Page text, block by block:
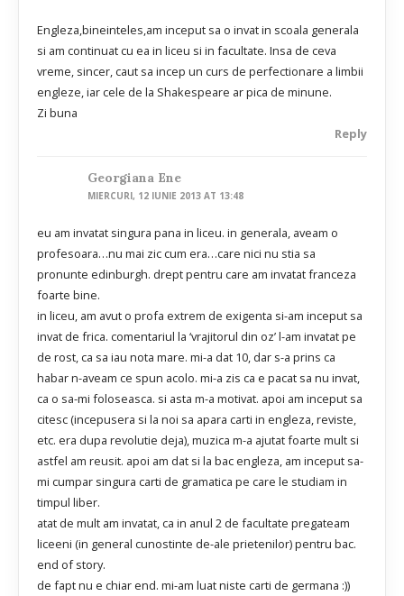
Engleza,bineinteles,am inceput sa o invat in scoala generala
si am continuat cu ea in liceu si in facultate. Insa de ceva
vreme, sincer, caut sa incep un curs de perfectionare a limbii
engleze, iar cele de la Shakespeare ar pica de minune.
Zi buna
Reply
Georgiana Ene
MIERCURI, 12 IUNIE 2013 AT 13:48
eu am invatat singura pana in liceu. in generala, aveam o
profesoara…nu mai zic cum era…care nici nu stia sa
pronunte edinburgh. drept pentru care am invatat franceza
foarte bine.
in liceu, am avut o profa extrem de exigenta si-am inceput sa
invat de frica. comentariul la ‘vrajitorul din oz’ l-am invatat pe
de rost, ca sa iau nota mare. mi-a dat 10, dar s-a prins ca
habar n-aveam ce spun acolo. mi-a zis ca e pacat sa nu invat,
ca o sa-mi foloseasca. si asta m-a motivat. apoi am inceput sa
citesc (incepusera si la noi sa apara carti in engleza, reviste,
etc. era dupa revolutie deja), muzica m-a ajutat foarte mult si
astfel am reusit. apoi am dat si la bac engleza, am inceput sa-
mi cumpar singura carti de gramatica pe care le studiam in
timpul liber.
atat de mult am invatat, ca in anul 2 de facultate pregateam
liceeni (in general cunostinte de-ale prietenilor) pentru bac.
end of story.
de fapt nu e chiar end. mi-am luat niste carti de germana :))